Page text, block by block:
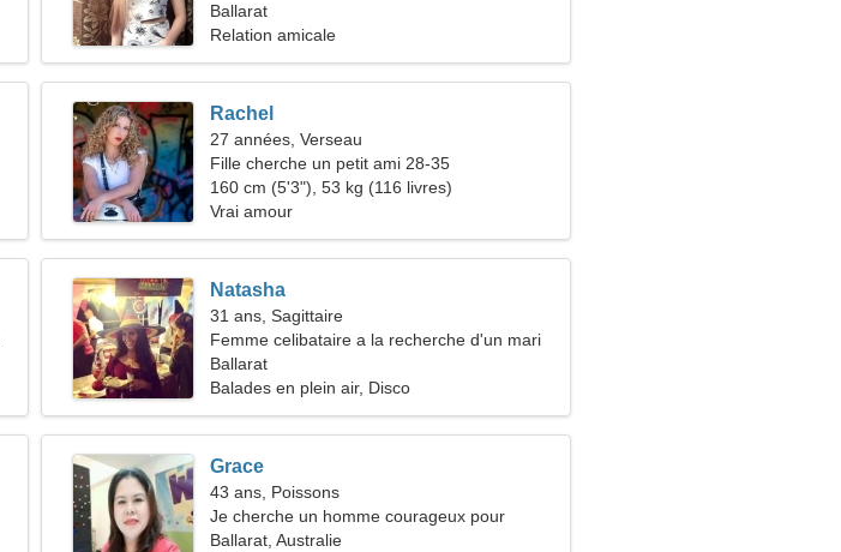
Ballarat
Relation amicale
Rachel
27 années, Verseau
Fille cherche un petit ami 28-35
160 cm (5'3"), 53 kg (116 livres)
Vrai amour
Natasha
31 ans, Sagittaire
Femme celibataire a la recherche d'un mari
Ballarat
Balades en plein air, Disco
Grace
43 ans, Poissons
Je cherche un homme courageux pour
voyager
Ballarat, Australie